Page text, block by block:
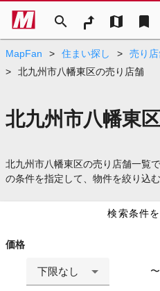
search map bookmark
MapFan > 住まい探し > 売り
>
北九州市八幡東区の売り店舗
北九州市八幡東
北九州市八幡東区の売り店舗一覧
の条件を指定して、物件を絞り込
検索条件
価格
下限なし 〜